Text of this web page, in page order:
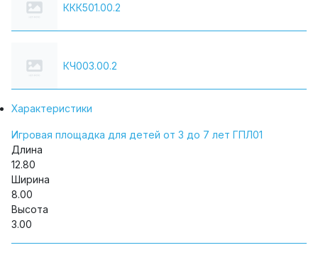
ККК501.00.2
КЧ003.00.2
Характеристики
Игровая площадка для детей от 3 до 7 лет ГПЛ01
Длина
12.80
Ширина
8.00
Высота
3.00